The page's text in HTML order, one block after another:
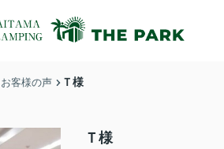
お客様の声 Ｔ様
Ｔ様